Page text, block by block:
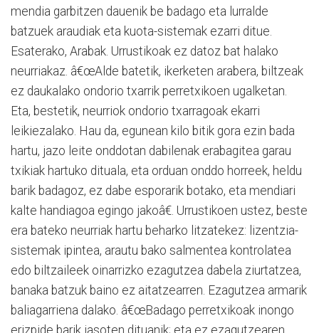
mendia garbitzen dauenik be badago eta lurralde
batzuek araudiak eta kuota-sistemak ezarri ditue.
Esaterako, Arabak. Urrustikoak ez datoz bat halako
neurriakaz. â€œAlde batetik, ikerketen arabera, biltzeak
ez daukalako ondorio txarrik perretxikoen ugalketan.
Eta, bestetik, neurriok ondorio txarragoak ekarri
leikiezalako. Hau da, egunean kilo bitik gora ezin bada
hartu, jazo leite onddotan dabilenak erabagitea garau
txikiak hartuko dituala, eta orduan onddo horreek, heldu
barik badagoz, ez dabe esporarik botako, eta mendiari
kalte handiagoa egingo jakoâ€. Urrustikoen ustez, beste
era bateko neurriak hartu beharko litzatekez: lizentzia-
sistemak ipintea, arautu bako salmentea kontrolatea
edo biltzaileek oinarrizko ezagutzea dabela ziurtatzea,
banaka batzuk baino ez aitatzearren. Ezagutzea armarik
baliagarriena dalako. â€œBadago perretxikoak inongo